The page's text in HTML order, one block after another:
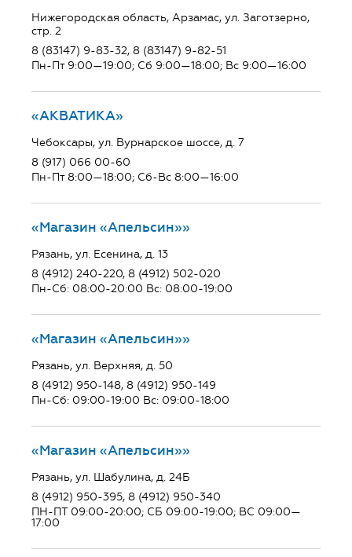
Нижегородская область, Арзамас, ул. Заготзерно,
стр. 2
8 (83147) 9-83-32, 8 (83147) 9-82-51
Пн-Пт 9:00—19:00; Сб 9:00—18:00; Вс 9:00—16:00
«АКВАТИКА»
Чебоксары, ул. Вурнарское шоссе, д. 7
8 (917) 066 00-60
Пн-Пт 8:00—18:00; Сб-Вс 8:00—16:00
«Магазин «Апельсин»»
Рязань, ул. Есенина, д. 13
8 (4912) 240-220, 8 (4912) 502-020
Пн-Сб: 08:00-20:00 Вс: 08:00-19:00
«Магазин «Апельсин»»
Рязань, ул. Верхняя, д. 50
8 (4912) 950-148, 8 (4912) 950-149
Пн-Сб: 09:00-19:00 Вс: 09:00-18:00
«Магазин «Апельсин»»
Рязань, ул. Шабулина, д. 24Б
8 (4912) 950-395, 8 (4912) 950-340
ПН-ПТ 09:00-20:00; СБ 09:00-19:00; ВС 09:00—
17:00